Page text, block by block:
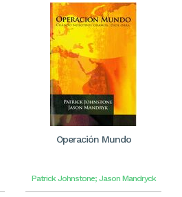
Operación Mundo
Patrick Johnstone; Jason Mandryck